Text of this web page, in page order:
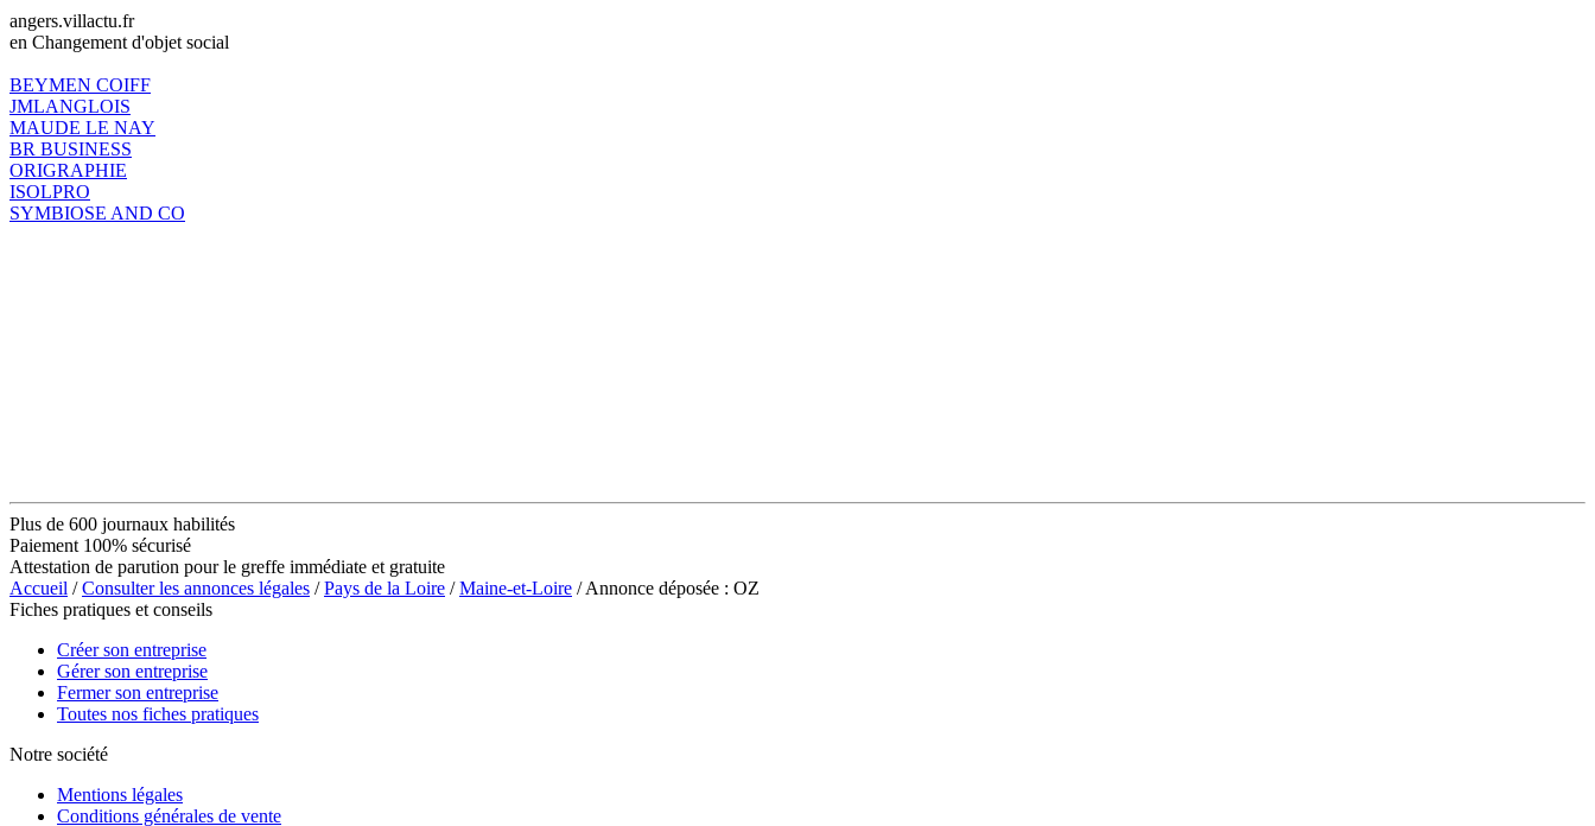
angers.villactu.fr
en Changement d'objet social
BEYMEN COIFF
JMLANGLOIS
MAUDE LE NAY
BR BUSINESS
ORIGRAPHIE
ISOLPRO
SYMBIOSE AND CO
Plus de 600 journaux habilités
Paiement 100% sécurisé
Attestation de parution pour le greffe immédiate et gratuite
Accueil /Consulter les annonces légales /Pays de la Loire /Maine-et-Loire / Annonce déposée : OZ
Fiches pratiques et conseils
Créer son entreprise
Gérer son entreprise
Fermer son entreprise
Toutes nos fiches pratiques
Notre société
Mentions légales
Conditions générales de vente